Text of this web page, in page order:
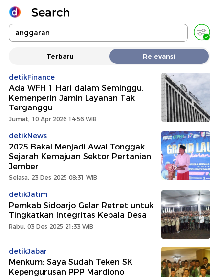
Yang sedang ramai dicari
Promoted
Terakhir yang dicari
Terbaru Relevansi
detikFinance
Ada WFH 1 Hari dalam Seminggu,
Kemenperin Jamin Layanan Tak
Terganggu
Jumat, 10 Apr 2026 14:56 WIB
detikNews
2025 Bakal Menjadi Awal Tonggak
Sejarah Kemajuan Sektor Pertanian
Jember
Selasa, 23 Des 2025 08:31 WIB
detikJatim
Pemkab Sidoarjo Gelar Retret untuk
Tingkatkan Integritas Kepala Desa
Rabu, 03 Des 2025 21:33 WIB
detikJabar
Menkum: Saya Sudah Teken SK
Kepengurusan PPP Mardiono